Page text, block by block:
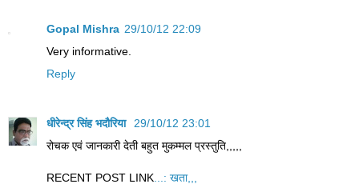
Gopal Mishra 29/10/12 22:09
Very informative.
Reply
धीरेन्द्र सिंह भदौरिया
29/10/12 23:01
रोचक एवं जानकारी देती बहुत मुकम्मल प्रस्तुति,,,,,
RECENT POST LINK ...: खता,,,